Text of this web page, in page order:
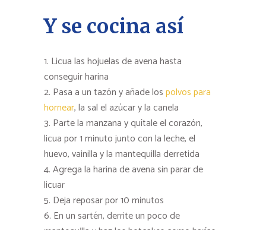
Y se cocina así
Licua las hojuelas de avena hasta
conseguir harina
Pasa a un tazón y añade lospolvos para
hornear, la sal el azúcar y la canela
Parte la manzana y quítale el corazón,
licua por 1 minuto junto con la leche, el
huevo, vainilla y la mantequilla derretida
Agrega la harina de avena sin parar de
licuar
Deja reposar por 10 minutos
En un sartén, derrite un poco de